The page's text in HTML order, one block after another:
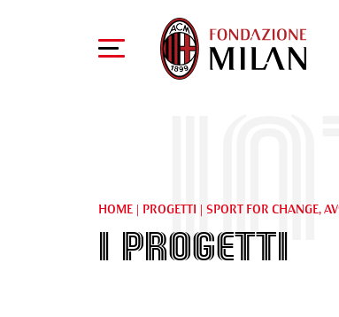
HOME | PROGETTI | SPORT FOR CHANGE,
I Progetti